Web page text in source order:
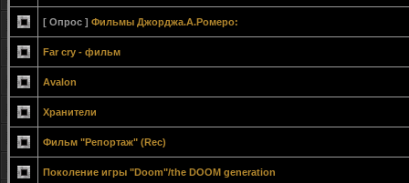
[ Опрос ] Фильмы Джорджа.А.Ромеро:
Far cry - фильм
Avalon
Хранители
Фильм "Репортаж" (Rec)
Поколение игры "Doom"/the DOOM generation